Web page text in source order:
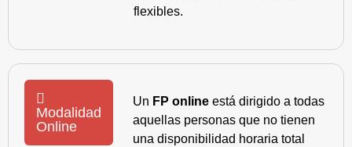
flexibles.
Modalidad
Online
Un FP online está dirigido a todas
aquellas personas que no tienen
una disponibilidad horaria total